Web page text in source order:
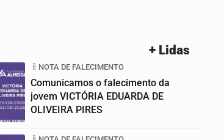
+ Lidas
NOTA DE FALECIMENTO
Comunicamos o falecimento da
jovem VICTÓRIA EDUARDA DE
OLIVEIRA PIRES